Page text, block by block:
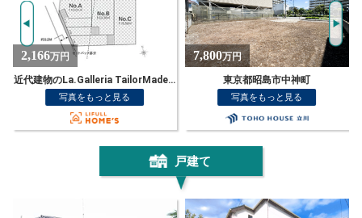
7,800万円
東京都昭島市中神町
写真をもっと見る
2,207万円
写真をもっと見る
戸建て